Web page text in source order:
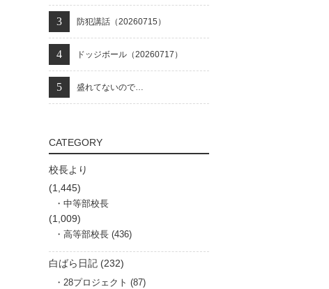
防犯講話（20260715）
ドッジボール（20260717）
盛れてないので…
CATEGORY
校長より
(1,445)
中等部校長
(1,009)
高等部校長 (436)
白ばら日記 (232)
28プロジェクト (87)